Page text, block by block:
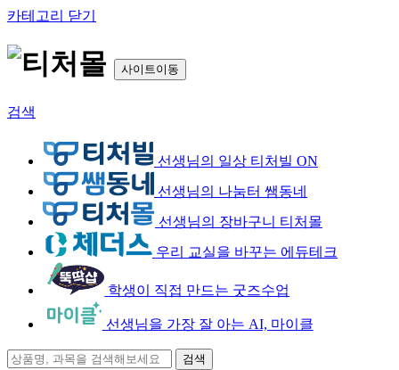
카테고리 닫기
사이트이동
검색
선생님의 일상 티처빌 ON
선생님의 나눔터 쌤동네
선생님의 장바구니 티처몰
우리 교실을 바꾸는 에듀테크
학생이 직접 만드는 굿즈수업
선생님을 가장 잘 아는 AI, 마이클